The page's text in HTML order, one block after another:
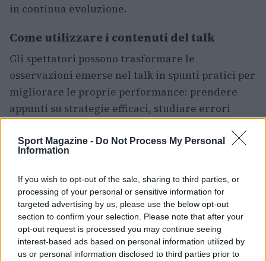
Sport Magazine - Do Not Process My Personal
Information
If you wish to opt-out of the sale, sharing to third parties, or
processing of your personal or sensitive information for
targeted advertising by us, please use the below opt-out
section to confirm your selection. Please note that after your
opt-out request is processed you may continue seeing
interest-based ads based on personal information utilized by
us or personal information disclosed to third parties prior to
in continua evoluzione.
Come utilizzare i contenuti del talk
Gli spettatori possono trasformare le
osservazioni emerse nel talk in spunti pratici per
migliorare le proprie performance: prendere
appunti su strategie efficaci, studiare errori
commentatori aiuta a crescere come pilota
virtuale. L’episodio funge quindi da guida
informale per chi vuole affinare tecnica e
strategia.
Per chi non ha ancora visto l’episodio, è possibile
recuperare la puntata per visualizzare i
momenti salienti dell’ITJ Nashville 240, le analisi